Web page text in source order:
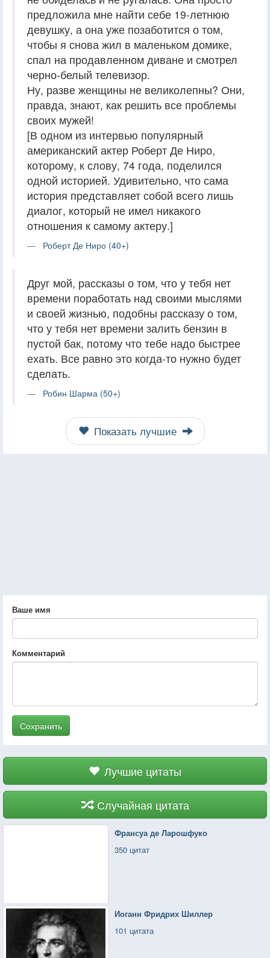
предложила мне найти себе 19-летнюю
девушку, а она уже позаботится о том,
чтобы я снова жил в маленьком домике,
спал на продавленном диване и смотрел
черно-белый телевизор.
Ну, разве женщины не великолепны? Они,
правда, знают, как решить все проблемы
своих мужей!
[В одном из интервью популярный
американский актер Роберт Де Ниро,
которому, к слову, 74 года, поделился
одной историей. Удивительно, что сама
история представляет собой всего лишь
диалог, который не имел никакого
отношения к самому актеру.]
Роберт Де Ниро (40+)
Друг мой, рассказы о том, что у тебя нет
времени поработать над своими мыслями
и своей жизнью, подобны рассказу о том,
что у тебя нет времени залить бензин в
пустой бак, потому что тебе надо быстрее
ехать. Все равно это когда-то нужно будет
сделать.
Робин Шарма (50+)
Показать лучшие
Ваше имя
Комментарий
Сохранить
Лучшие цитаты
Случайная цитата
Франсуа де Ларошфуко
350 цитат
Иоганн Фридрих Шиллер
101 цитата